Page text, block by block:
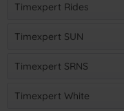
Timexpert Rides
Timexpert SUN
Timexpert SRNS
Timexpert White